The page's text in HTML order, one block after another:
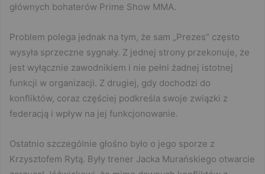
głównych bohaterów Prime Show MMA.
Problem polega jednak na tym, że sam „Prezes” często
wysyła sprzeczne sygnały. Z jednej strony przekonuje, że
jest wyłącznie zawodnikiem i nie pełni żadnej istotnej
funkcji w organizacji. Z drugiej, gdy dochodzi do
konfliktów, coraz częściej podkreśla swoje związki z
federacją i wpływ na jej funkcjonowanie.
Ostatnio szczególnie głośno było o jego sporze z
Krzysztofem Rytą. Były trener Jacka Murańskiego otwarcie